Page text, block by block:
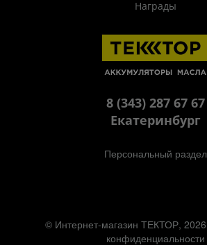
Награды
8 (343) 287 67 67
Екатеринбург
Персональный раздел
© Интернет-магазин ТЕКТОР, 2026
конфиденциальности